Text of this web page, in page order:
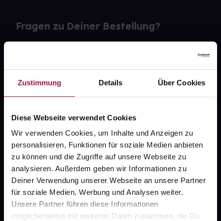
Zustimmung Details Über Cookies
Diese Webseite verwendet Cookies
Wir verwenden Cookies, um Inhalte und Anzeigen zu
personalisieren, Funktionen für soziale Medien anbieten
zu können und die Zugriffe auf unsere Webseite zu
analysieren. Außerdem geben wir Informationen zu
Deiner Verwendung unserer Webseite an unsere Partner
für soziale Medien, Werbung und Analysen weiter.
Unsere Partner führen diese Informationen
möglicherweise mit weiteren Daten zusammen, die Du
Fragen zu Deiner Bestellung?
gesund.de
Über uns
Karriere
Newsletter